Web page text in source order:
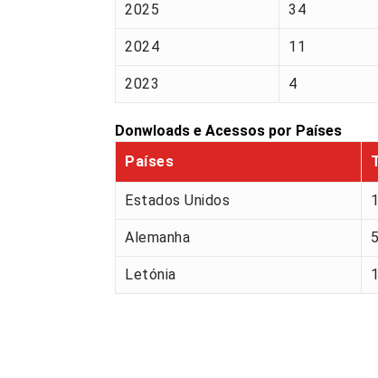
2025 34
2024 11
2023 4
Donwloads e Acessos por Países
Países
Estados Unidos
Alemanha 5
Letónia 1